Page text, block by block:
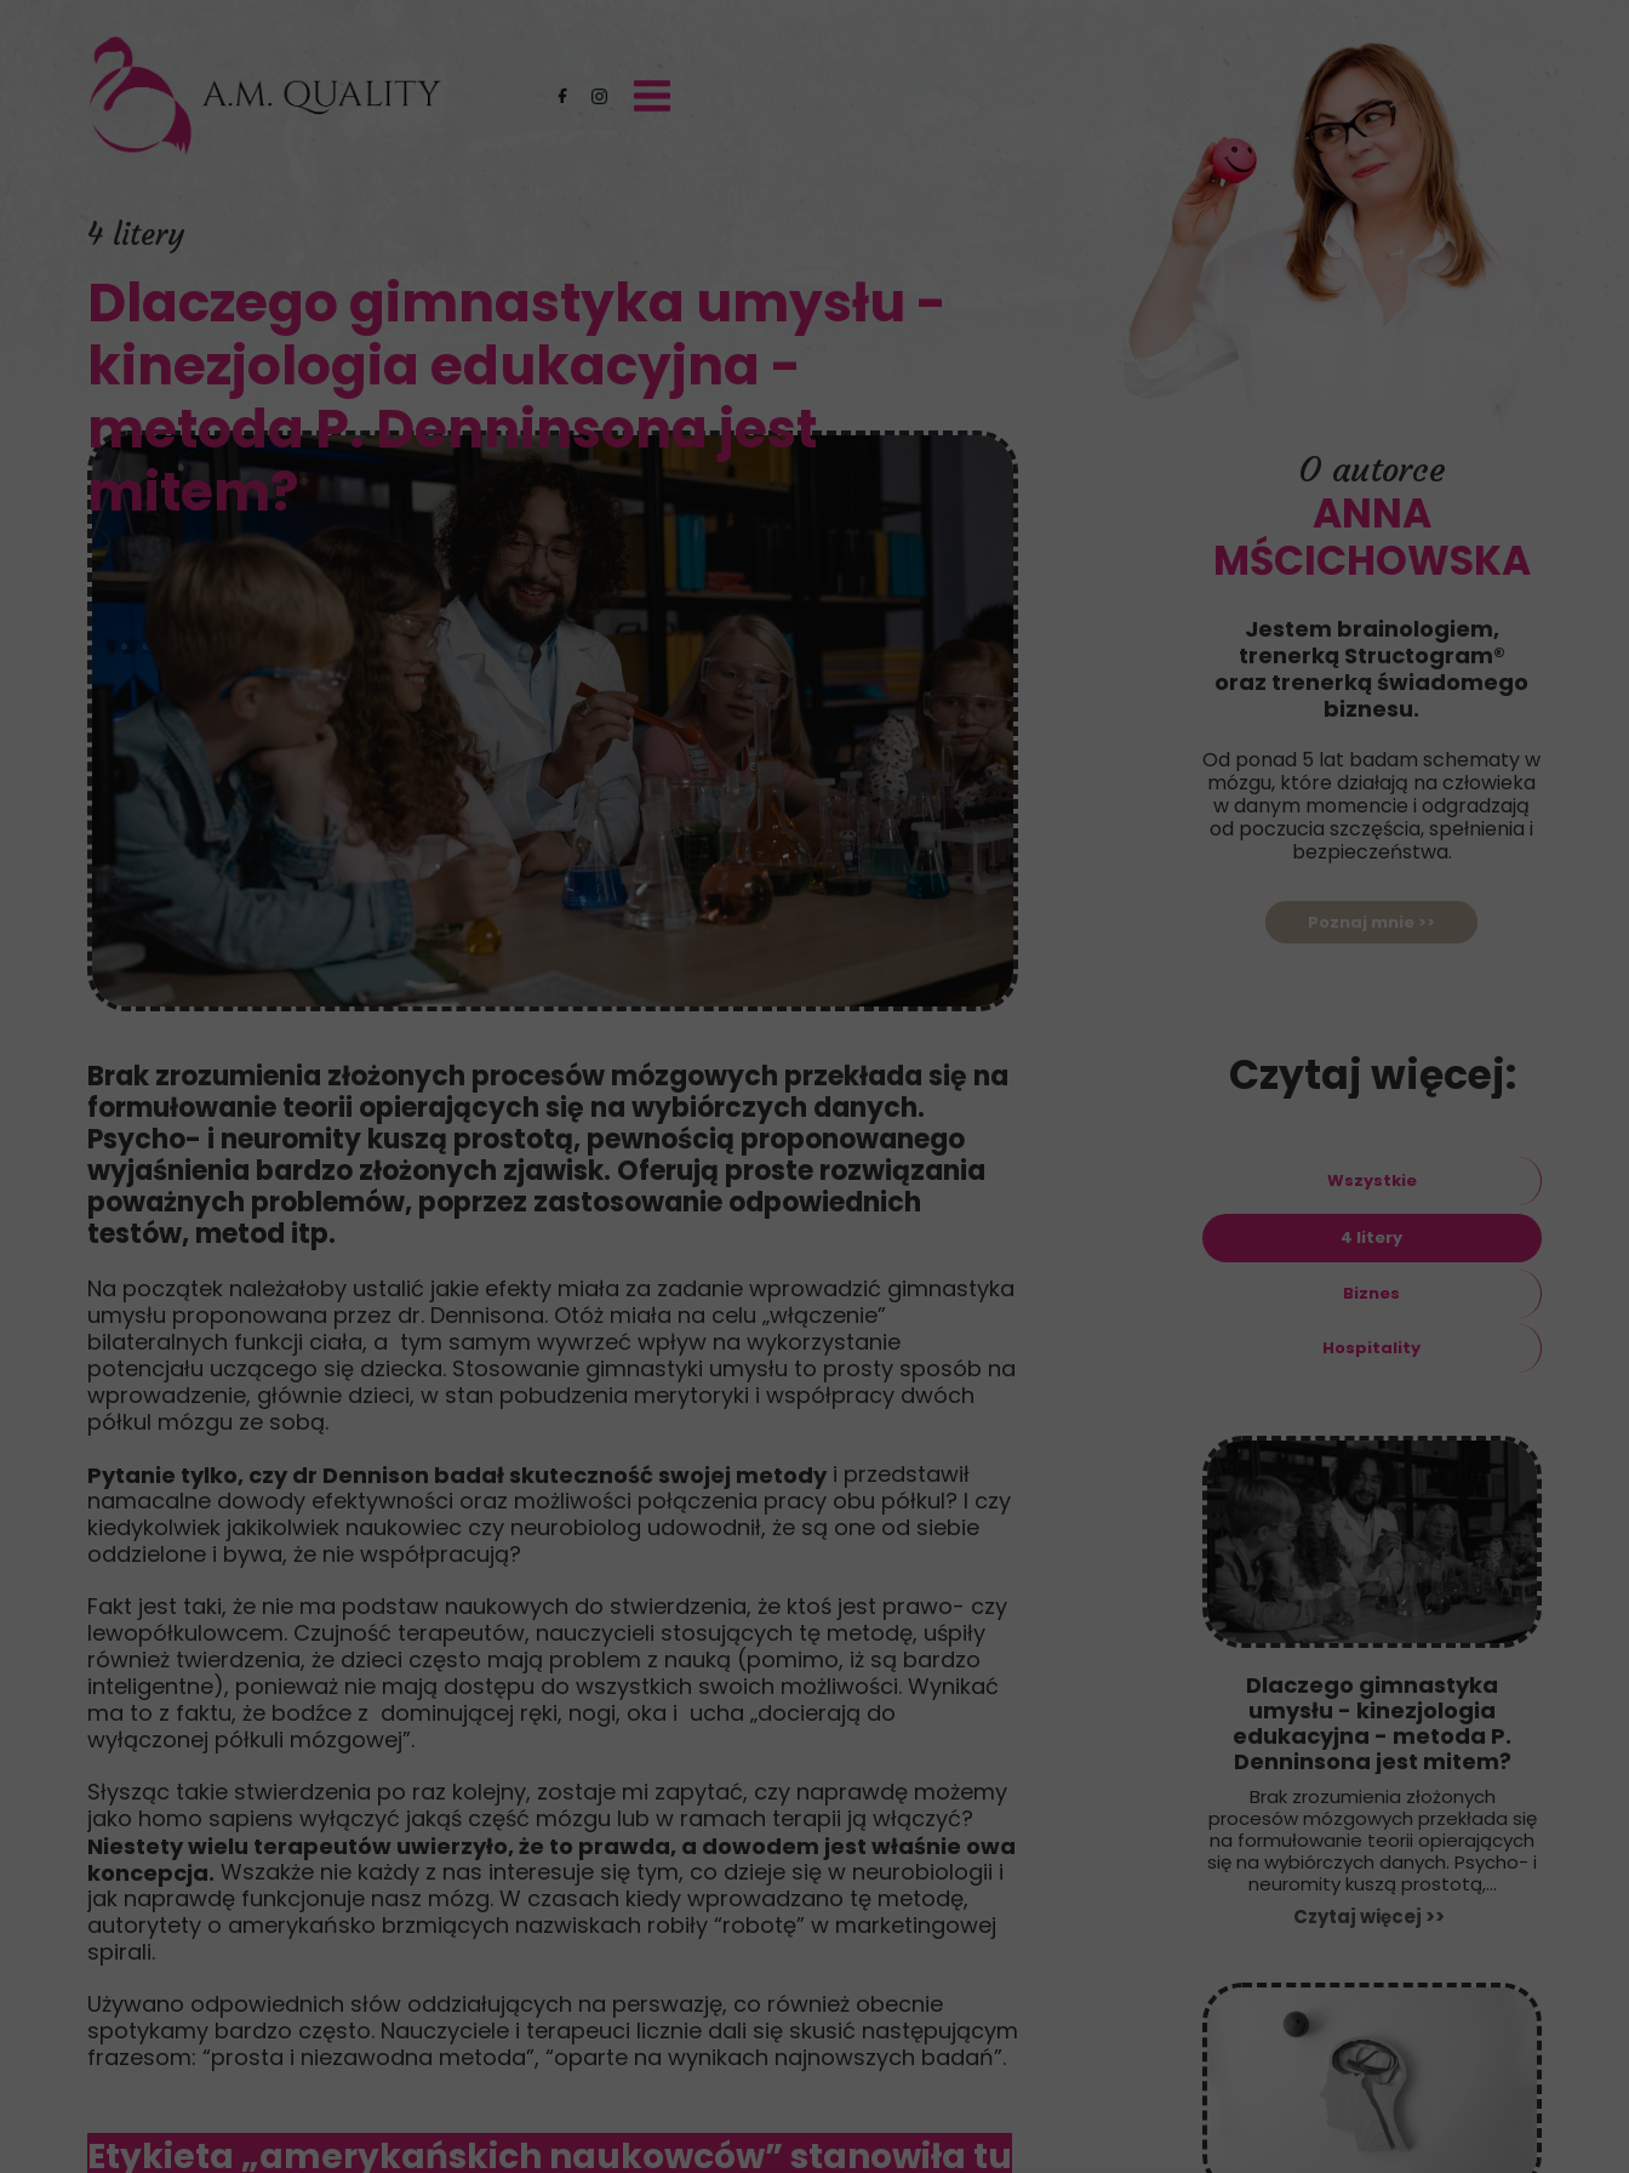
Poznaj mnie >>
O autorce
ANNA
MŚCICHOWSKA
Jestem brainologiem,
trenerką Structogram®
oraz trenerką świadomego
biznesu.
Od ponad 5 lat badam schematy w
mózgu, które działają na człowieka
w danym momencie i odgradzają
od poczucia szczęścia, spełnienia i
bezpieczeństwa.
4 litery
Dlaczego gimnastyka umysłu -
kinezjologia edukacyjna -
metoda P. Denninsona jest
mitem?
Czytaj więcej:
Hospitality
Biznes
4 litery
Wszystkie
Dlaczego gimnastyka
umysłu - kinezjologia
edukacyjna - metoda P.
Denninsona jest mitem?
Brak zrozumienia złożonych
procesów mózgowych przekłada się
na formułowanie teorii opierających
się na wybiórczych danych. Psycho- i
neuromity kuszą prostotą,...
Czytaj więcej >>
Brak zrozumienia złożonych procesów mózgowych przekłada się na
formułowanie teorii opierających się na wybiórczych danych.
Psycho- i neuromity kuszą prostotą, pewnością proponowanego
wyjaśnienia bardzo złożonych zjawisk. Oferują proste rozwiązania
poważnych problemów, poprzez zastosowanie odpowiednich
testów, metod itp.
Na początek należałoby ustalić jakie efekty miała za zadanie wprowadzić gimnastyka
umysłu proponowana przez dr. Dennisona. Otóż miała na celu „włączenie”
bilateralnych funkcji ciała, a tym samym wywrzeć wpływ na wykorzystanie
potencjału uczącego się dziecka. Stosowanie gimnastyki umysłu to prosty sposób na
wprowadzenie, głównie dzieci, w stan pobudzenia merytoryki i współpracy dwóch
półkul mózgu ze sobą.
Pytanie tylko, czy dr Dennison badał skuteczność swojej metody i przedstawił
namacalne dowody efektywności oraz możliwości połączenia pracy obu półkul? I czy
kiedykolwiek jakikolwiek naukowiec czy neurobiolog udowodnił, że są one od siebie
oddzielone i bywa, że nie współpracują?
Fakt jest taki, że nie ma podstaw naukowych do stwierdzenia, że ktoś jest prawo- czy
lewopółkulowcem. Czujność terapeutów, nauczycieli stosujących tę metodę, uśpiły
również twierdzenia, że dzieci często mają problem z nauką (pomimo, iż są bardzo
inteligentne), ponieważ nie mają dostępu do wszystkich swoich możliwości. Wynikać
ma to z faktu, że bodźce z dominującej ręki, nogi, oka i ucha „docierają do
wyłączonej półkuli mózgowej”.
Słysząc takie stwierdzenia po raz kolejny, zostaje mi zapytać, czy naprawdę możemy
jako homo sapiens wyłączyć jakąś część mózgu lub w ramach terapii ją włączyć?
Niestety wielu terapeutów uwierzyło, że to prawda, a dowodem jest właśnie owa
koncepcja. Wszakże nie każdy z nas interesuje się tym, co dzieje się w neurobiologii i
jak naprawdę funkcjonuje nasz mózg. W czasach kiedy wprowadzano tę metodę,
autorytety o amerykańsko brzmiących nazwiskach robiły “robotę” w marketingowej
spirali.
Używano odpowiednich słów oddziałujących na perswazję, co również obecnie
spotykamy bardzo często. Nauczyciele i terapeuci licznie dali się skusić następującym
frazesom: “prosta i niezawodna metoda”, “oparte na wynikach najnowszych badań”.
Etykieta „amerykańskich naukowców” stanowiła tu